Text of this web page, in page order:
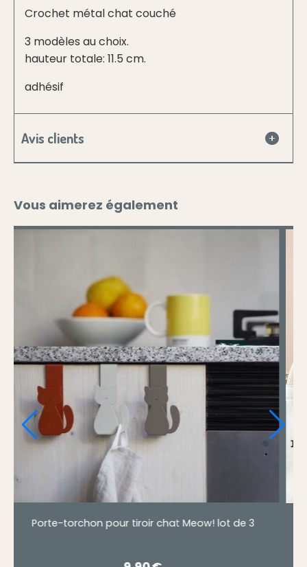
Crochet métal chat couché
3 modèles au choix.
hauteur totale: 11.5 cm.
adhésif
Avis clients
Vous aimerez également
Crochet chat rose, bleu ou vert